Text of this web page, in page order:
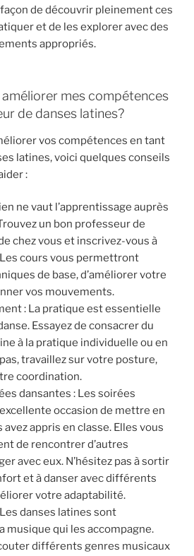
de découvrir pleinement ces
et de les explorer avec des
appropriés.
mes compétences
de danses latines?
vos compétences en tant
latines, voici quelques conseils
:
ne vaut l’apprentissage auprès
un bon professeur de
chez vous et inscrivez-vous à
cours vous permettront
de base, d’améliorer votre
vos mouvements.
: La pratique est essentielle
Essayez de consacrer du
à la pratique individuelle ou en
travaillez sur votre posture,
coordination.
dansantes : Les soirées
occasion de mettre en
appris en classe. Elles vous
de rencontrer d’autres
avec eux. N’hésitez pas à sortir
et à danser avec différents
votre adaptabilité.
danses latines sont
musique qui les accompagne.
différents genres musicaux